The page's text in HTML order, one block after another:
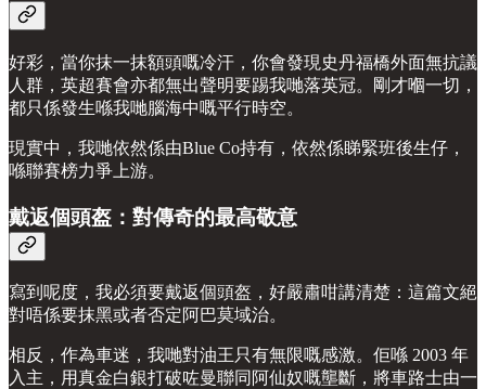
好彩，當你抹一抹額頭嘅冷汗，你會發現史丹福橋外面無抗議
人群，英超賽會亦都無出聲明要踢我哋落英冠。剛才嗰一切，
都只係發生喺我哋腦海中嘅平行時空。
現實中，我哋依然係由Blue Co持有，依然係睇緊班後生仔，
喺聯賽榜力爭上游。
戴返個頭盔：對傳奇的最高敬意
寫到呢度，我必須要戴返個頭盔，好嚴肅咁講清楚：這篇文絕
對唔係要抹黑或者否定阿巴莫域治。
相反，作為車迷，我哋對油王只有無限嘅感激。佢喺 2003 年
入主，用真金白銀打破咗曼聯同阿仙奴嘅壟斷，將車路士由一